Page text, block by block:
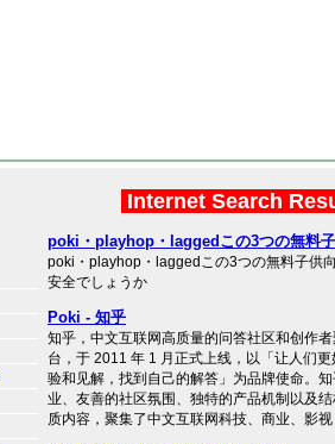
Internet Search
poki・playhop・laggedこの3つの無料
poki・playhop・laggedこの3つの無料子供
安全でしょうか
Poki - 知乎
知乎，中文互联网高质量的问答社区和创作
台，于 2011 年 1 月正式上线，以「让人们
验和见解，找到自己的解答」为品牌使命。
业、友善的社区氛围、独特的产品机制以及
质内容，聚集了中文互联网科技、商业、影视